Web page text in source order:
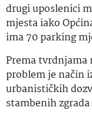
drugi uposlenici
mjesta iako
ima 70 parking
Prema tvrdnjama
problem je način
urbanističkih
stambenih